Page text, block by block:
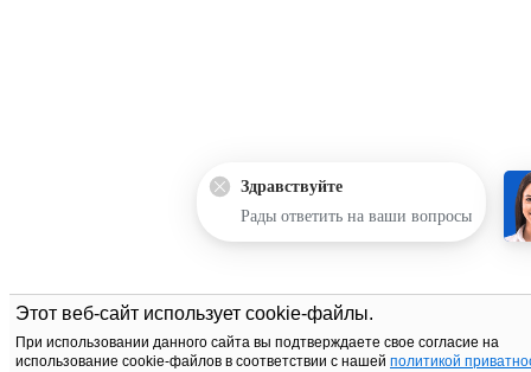
Этот веб-сайт использует cookie-файлы.
При использовании данного сайта вы подтверждаете свое согласие на
использование cookie-файлов в соответствии с нашей политикой
Здравствуйте
Рады ответить на ваши вопросы